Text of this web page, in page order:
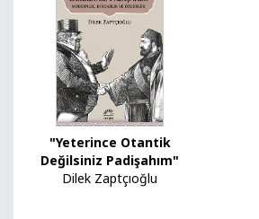
"Yeterince Otantik
Değilsiniz Padişahım"
Dilek Zaptçıoğlu